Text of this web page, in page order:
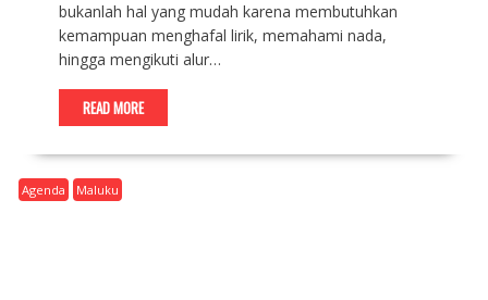
bukanlah hal yang mudah karena membutuhkan
kemampuan menghafal lirik, memahami nada,
hingga mengikuti alur…
READ MORE
Agenda Maluku